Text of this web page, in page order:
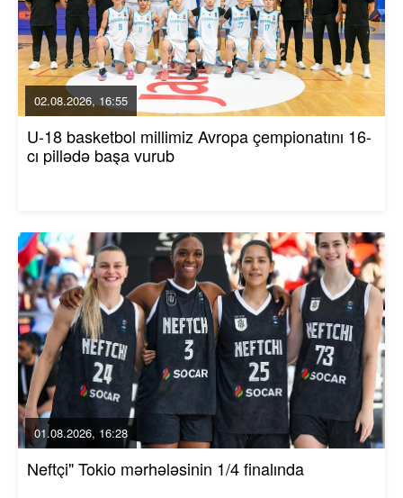
02.08.2026, 16:55
U-18 basketbol millimiz Avropa çempionatını 16-
cı pillədə başa vurub
01.08.2026, 16:28
Neftçi" Tokio mərhələsinin 1/4 finalında